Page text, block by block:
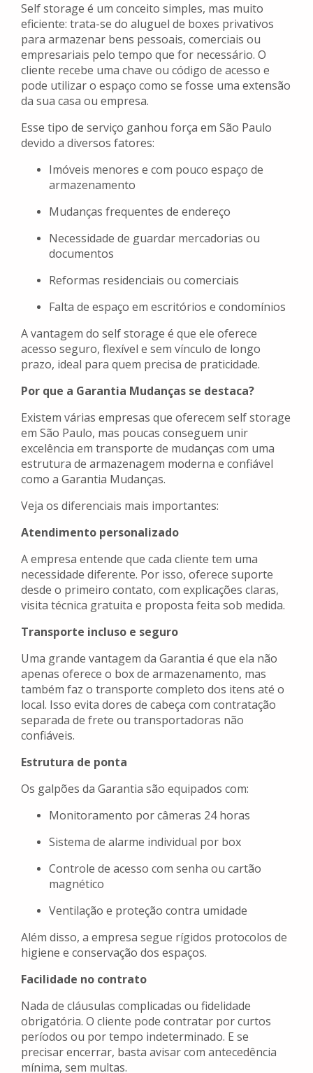
Self storage é um conceito simples, mas muito
eficiente: trata-se do aluguel de boxes privativos
para armazenar bens pessoais, comerciais ou
empresariais pelo tempo que for necessário. O
cliente recebe uma chave ou código de acesso e
pode utilizar o espaço como se fosse uma extensão
da sua casa ou empresa.
Esse tipo de serviço ganhou força em São Paulo
devido a diversos fatores:
Imóveis menores e com pouco espaço de
armazenamento
Mudanças frequentes de endereço
Necessidade de guardar mercadorias ou
documentos
Reformas residenciais ou comerciais
Falta de espaço em escritórios e condomínios
A vantagem do self storage é que ele oferece
acesso seguro, flexível e sem vínculo de longo
prazo, ideal para quem precisa de praticidade.
Por que a Garantia Mudanças se destaca?
Existem várias empresas que oferecem self storage
em São Paulo, mas poucas conseguem unir
excelência em transporte de mudanças com uma
estrutura de armazenagem moderna e confiável
como a Garantia Mudanças.
Veja os diferenciais mais importantes:
Atendimento personalizado
A empresa entende que cada cliente tem uma
necessidade diferente. Por isso, oferece suporte
desde o primeiro contato, com explicações claras,
visita técnica gratuita e proposta feita sob medida.
Transporte incluso e seguro
Uma grande vantagem da Garantia é que ela não
apenas oferece o box de armazenamento, mas
também faz o transporte completo dos itens até o
local. Isso evita dores de cabeça com contratação
separada de frete ou transportadoras não
confiáveis.
Estrutura de ponta
Os galpões da Garantia são equipados com:
Monitoramento por câmeras 24 horas
Sistema de alarme individual por box
Controle de acesso com senha ou cartão
magnético
Ventilação e proteção contra umidade
Além disso, a empresa segue rígidos protocolos de
higiene e conservação dos espaços.
Facilidade no contrato
Nada de cláusulas complicadas ou fidelidade
obrigatória. O cliente pode contratar por curtos
períodos ou por tempo indeterminado. E se
precisar encerrar, basta avisar com antecedência
mínima, sem multas.